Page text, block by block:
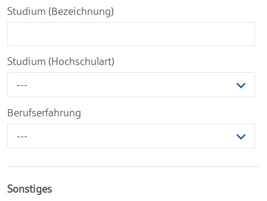
Studium (Bezeichnung)
Studium (Hochschulart)
---
Berufserfahrung
---
Sonstiges